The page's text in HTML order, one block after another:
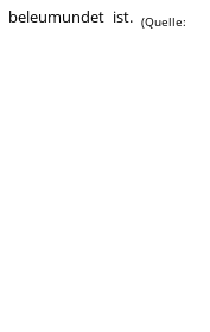
beleumundet ist. (Quelle: